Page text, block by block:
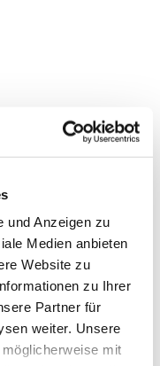
und Anzeigen zu
Medien anbieten
Website zu
zu Ihrer
Partner für
weiter. Unsere
mit